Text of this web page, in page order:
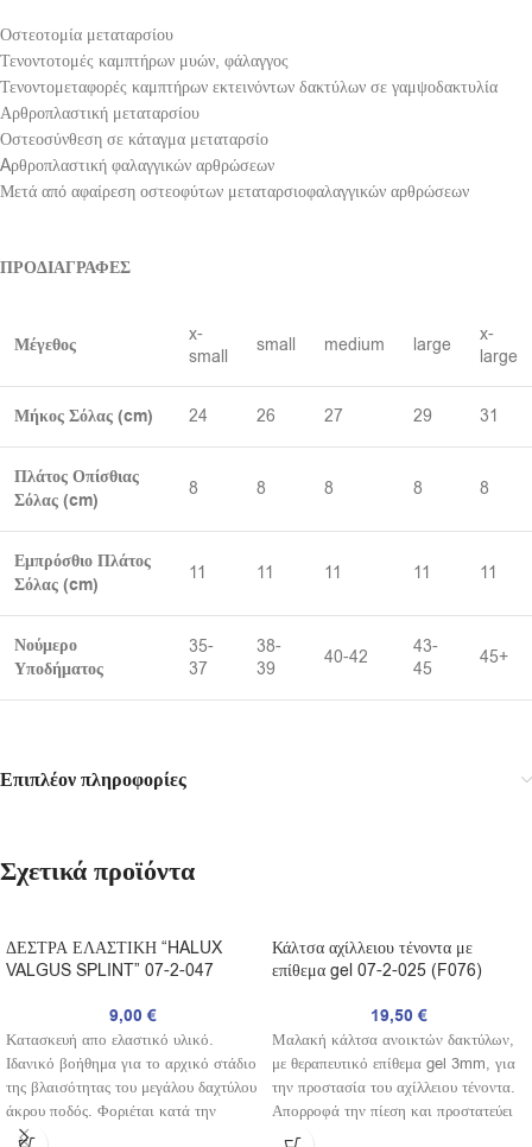
Οστεοτομία μεταταρσίου
Τενοντοτομές καμπτήρων μυών, φάλαγγος
Τενοντομεταφορές καμπτήρων εκτεινόντων δακτύλων σε γαμψοδακτυλία
Αρθροπλαστική μεταταρσίου
Οστεοσύνθεση σε κάταγμα μεταταρσίο
Aρθροπλαστική φαλαγγικών αρθρώσεων
Μετά από αφαίρεση οστεοφύτων μεταταρσιοφαλαγγικών αρθρώσεων
ΠΡΟΔΙΑΓΡΑΦΕΣ
Μέγεθος
x-
small
small medium large
x-
large
Μήκος Σόλας (cm) 24 26 27 29 31
Πλάτος Οπίσθιας
Σόλας (cm)
8 8 8 8 8
Εμπρόσθιο Πλάτος
Σόλας (cm)
11 11 11 11 11
Νούμερο
Υποδήματος
35-
37
38-
39
40-42
43-
45
45+
Επιπλέον πληροφορίες
Σχετικά προϊόντα
ΔΕΣΤΡΑ ΕΛΑΣΤΙΚΗ “HALUX
VALGUS SPLINT” 07-2-047
9,00 €
Κατασκευή απο ελαστικό υλικό.
Ιδανικό βοήθημα για το αρχικό στάδιο
της βλαισότητας του μεγάλου δαχτύλου
άκρου ποδός. Φοριέται κατά την
διάρκεια της ημέρα μέσα από υπόδημα.
Κάλτσα αχίλλειου τένοντα με
επίθεμα gel 07-2-025 (F076)
19,50 €
Μαλακή κάλτσα ανοικτών δακτύλων,
με θεραπευτικό επίθεμα gel 3mm, για
την προστασία του αχίλλειου τένοντα.
Απορροφά την πίεση και προστατεύει
από την τριβή. Ανακουφίζει τον πόνο